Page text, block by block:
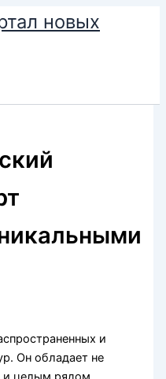
новых
и
Он обладает не